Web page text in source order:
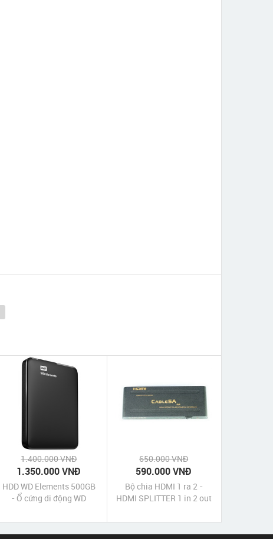
1.400.000 VNĐ
1.350.000 VNĐ
HDD WD Elements 500GB
- Ổ cứng di động WD
western 500Gb
650.000 VNĐ
590.000 VNĐ
Bộ chia HDMI 1 ra 2 -
HDMI SPLITTER 1 in 2 out